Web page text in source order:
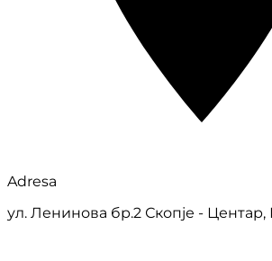
Adresa
ул. Ленинова бр.2 Скопје - Центар,